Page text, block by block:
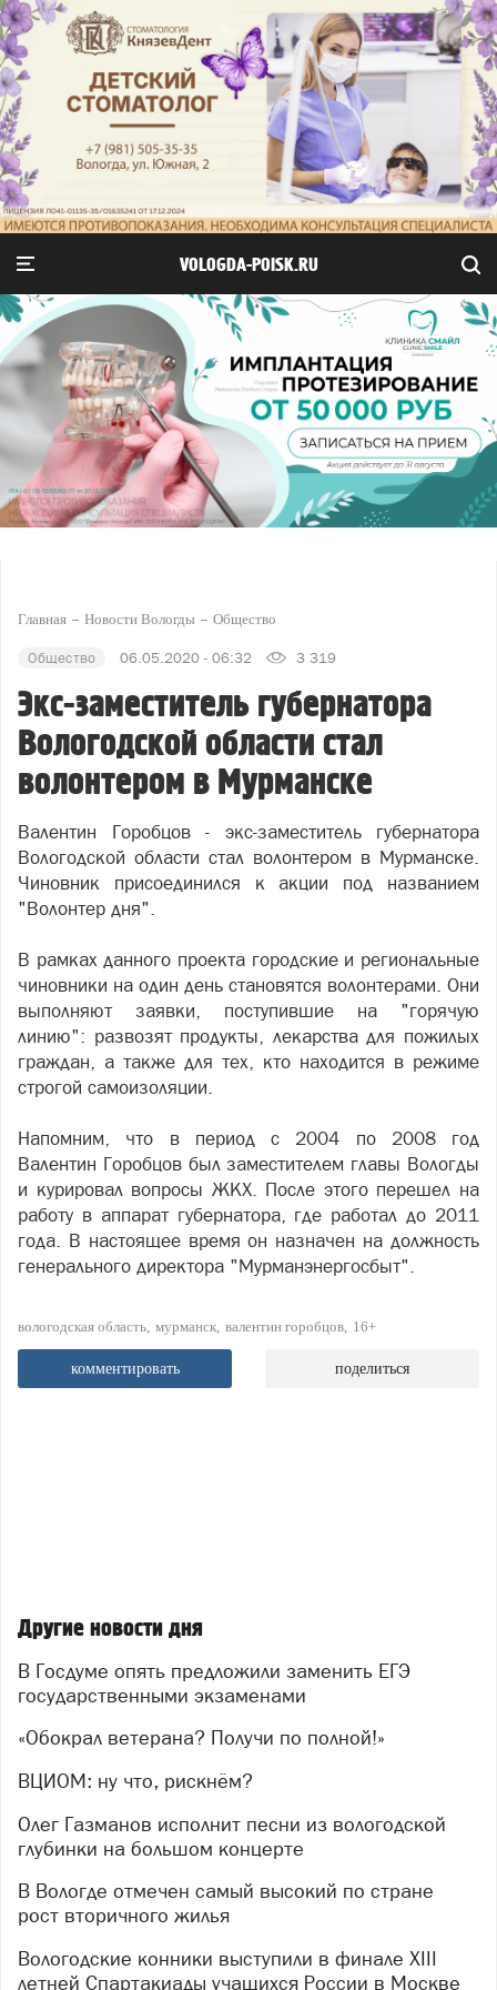
VOLOGDA-POISK.RU
Главная Новости Вологды Общество
Общество 06.05.2020 - 06:32 3 319
Экс-заместитель губернатора
Вологодской области стал
волонтером в Мурманске
Валентин Горобцов - экс-заместитель губернатора
Вологодской области стал волонтером в Мурманске.
Чиновник присоединился к акции под названием
"Волонтер дня".
В рамках данного проекта городские и региональные
чиновники на один день становятся волонтерами. Они
выполняют заявки, поступившие на "горячую
линию": развозят продукты, лекарства для пожилых
граждан, а также для тех, кто находится в режиме
строгой самоизоляции.
Напомним, что в период с 2004 по 2008 год
Валентин Горобцов был заместителем главы Вологды
и курировал вопросы ЖКХ. После этого перешел на
работу в аппарат губернатора, где работал до 2011
года. В настоящее время он назначен на должность
генерального директора "Мурманэнергосбыт".
вологодская область мурманск валентин горобцов 16+
комментировать поделиться
Другие новости дня
В Госдуме опять предложили заменить ЕГЭ
государственными экзаменами
«Обокрал ветерана? Получи по полной!»
ВЦИОМ: ну что, рискнём?
Олег Газманов исполнит песни из вологодской
глубинки на большом концерте
В Вологде отмечен самый высокий по стране
рост вторичного жилья
Вологодские конники выступили в финале XIII
летней Спартакиады учащихся России в Москве